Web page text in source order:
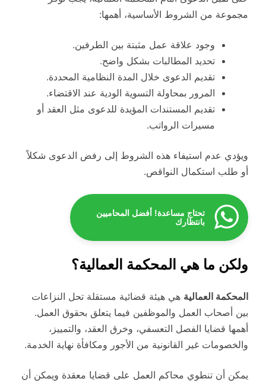
مجموعة من الشروط الأساسية، أهمها:
وجود علاقة عمل مثبتة بين الطرفين.
تحديد المطالبات بشكل واضح.
تقديم الدعوى خلال المدة النظامية المحددة.
المرور بمحاولة التسوية الودية عند الاقتضاء.
تقديم المستندات المؤيدة للدعوى مثل العقد أو
مسيرات الرواتب.
ويؤدي عدم استيفاء هذه الشروط إلى رفض الدعوى شكلاً
أو طلب استكمال النواقص.
تحتاج مساعدة! أفضل المحاميين
بانتظارك
ولكن ما هي المحكمة العمالية؟
المحكمة العمالية هي هيئة قضائية مستقلة تحل النزاعات
بين أصحاب العمل والموظفين فيما يتعلق بحقوق العمل.
أهمها قضايا الفصل التعسفي، وخرق العقد، والتمييز،
والخصومات غير القانونية من الأجور ومكافأة نهاية الخدمة.
يمكن أن تنطوي محاكم العمل على قضايا معقدة ويمكن أن